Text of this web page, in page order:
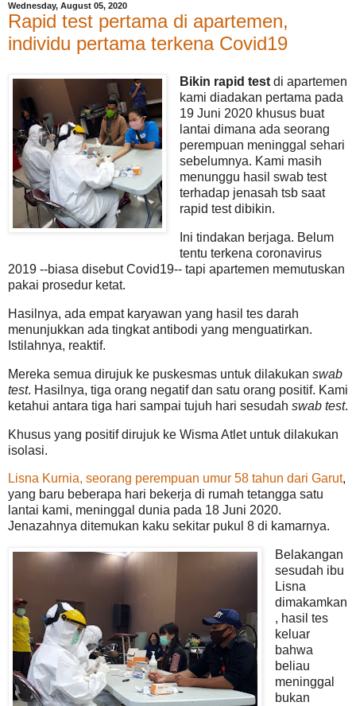
Wednesday, August 05, 2020
Rapid test pertama di apartemen,
individu pertama terkena Covid19
Bikin rapid testdi apartemen
kami diadakan pertama pada
19 Juni 2020 khusus buat
lantai dimana ada seorang
perempuan meninggal sehari
sebelumnya. Kami masih
menunggu hasil swab test
terhadap jenasah tsb saat
rapid test dibikin.
Ini tindakan berjaga. Belum
tentu terkena coronavirus
2019 --biasa disebut Covid19-- tapi apartemen memutuskan
pakai prosedur ketat.
Hasilnya, ada empat karyawan yang hasil tes darah
menunjukkan ada tingkat antibodi yang menguatirkan.
Istilahnya, reaktif.
Mereka semua dirujuk ke puskesmas untuk dilakukan swab
test. Hasilnya, tiga orang negatif dan satu orang positif. Kami
ketahui antara tiga hari sampai tujuh hari sesudah swab test.
Khusus yang positif dirujuk ke Wisma Atlet untuk dilakukan
isolasi.
Lisna Kurnia, seorang perempuan umur 58 tahun dari Garut,
yang baru beberapa hari bekerja di rumah tetangga satu
lantai kami, meninggal dunia pada 18 Juni 2020.
Jenazahnya ditemukan kaku sekitar pukul 8 di kamarnya.
Belakangan
sesudah ibu
Lisna
dimakamkan
, hasil tes
keluar
bahwa
beliau
meninggal
bukan